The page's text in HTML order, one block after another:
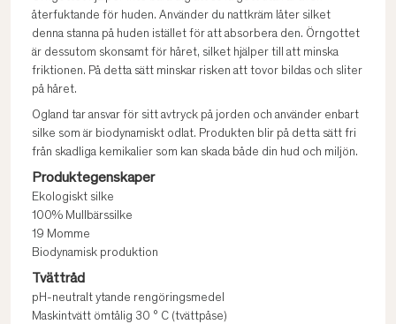
återfuktande för huden. Använder du nattkräm låter silket
denna stanna på huden istället för att absorbera den. Örngottet
är dessutom skonsamt för håret, silket hjälper till att minska
friktionen. På detta sätt minskar risken att tovor bildas och sliter
på håret.
Ogland tar ansvar för sitt avtryck på jorden och använder enbart
silke som är biodynamiskt odlat. Produkten blir på detta sätt fri
från skadliga kemikalier som kan skada både din hud och miljön.
Produktegenskaper
Ekologiskt silke
100% Mullbärssilke
19 Momme
Biodynamisk produktion
Tvättråd
pH-neutralt ytande rengöringsmedel
Maskintvätt ömtålig 30 ° C (tvättpåse)